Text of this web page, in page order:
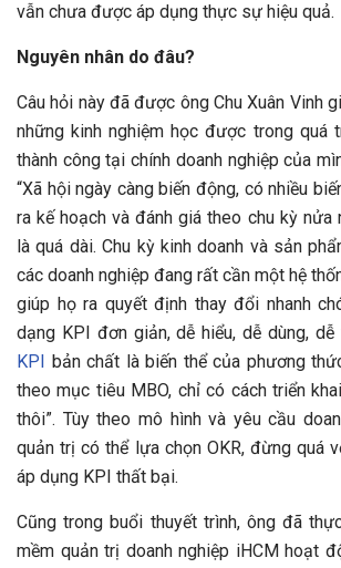
vẫn chưa được áp dụng thực sự hiệu quả.
Nguyên nhân do đâu?
Câu hỏi này đã được ông Chu Xuân Vinh
những kinh nghiệm học được trong quá
thành công tại chính doanh nghiệp của
“Xã hội ngày càng biến động, có nhiều
ra kế hoạch và đánh giá theo chu kỳ nửa
là quá dài. Chu kỳ kinh doanh và sản
các doanh nghiệp đang rất cần một hệ
giúp họ ra quyết định thay đổi nhanh
dạng KPI đơn giản, dễ hiểu, dễ dùng,
KPI
bản chất là biến thể của phương
theo mục tiêu MBO, chỉ có cách triển
thôi”. Tùy theo mô hình và yêu cầu
quản trị có thể lựa chọn OKR, đừng quá
áp dụng KPI thất bại.
Cũng trong buổi thuyết trình, ông đã
mềm quản trị doanh nghiệp iHCM hoạt